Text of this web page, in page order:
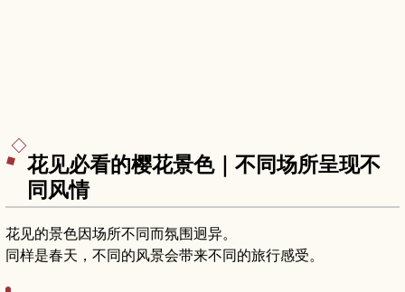
花见必看的樱花景色｜不同场所呈现不
同风情
花见的景色因场所不同而氛围迥异。
同样是春天，不同的风景会带来不同的旅行感受。